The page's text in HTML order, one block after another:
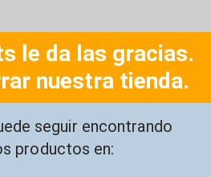
le da las gracias.
nuestra tienda.
seguir encontrando
productos en: